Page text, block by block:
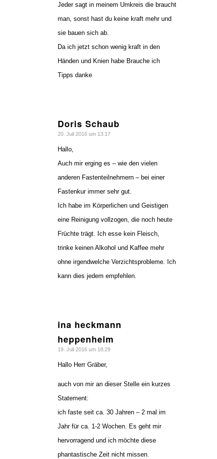
Jeder sagt in meinem Umkreis die braucht
man, sonst hast du keine kraft mehr und
sie bauen sich ab.
Da ich jetzt schon wenig kraft in den
Händen und Knien habe Brauche ich
Tipps danke
Doris Schaub
sagte:
20. Juli 2016 um 13:17
Hallo,
Auch mir erging es – wie den vielen
anderen Fastenteilnehmern – bei einer
Fastenkur immer sehr gut.
Ich habe im Körperlichen und Geistigen
eine Reinigung vollzogen, die noch heute
Früchte trägt. Ich esse kein Fleisch,
trinke keinen Alkohol und Kaffee mehr
ohne irgendwelche Verzichtsprobleme. Ich
kann dies jedem empfehlen.
ina heckmann
heppenheim
19. Juli 2016 um 18:29
Hallo Herr Gräber,
auch von mir an dieser Stelle ein kurzes
Statement:
ich faste seit ca. 30 Jahren – 2 mal im
Jahr für ca. 1-2 Wochen. Es geht mir
hervorragend und ich möchte diese
phantastische Zeit nicht missen.